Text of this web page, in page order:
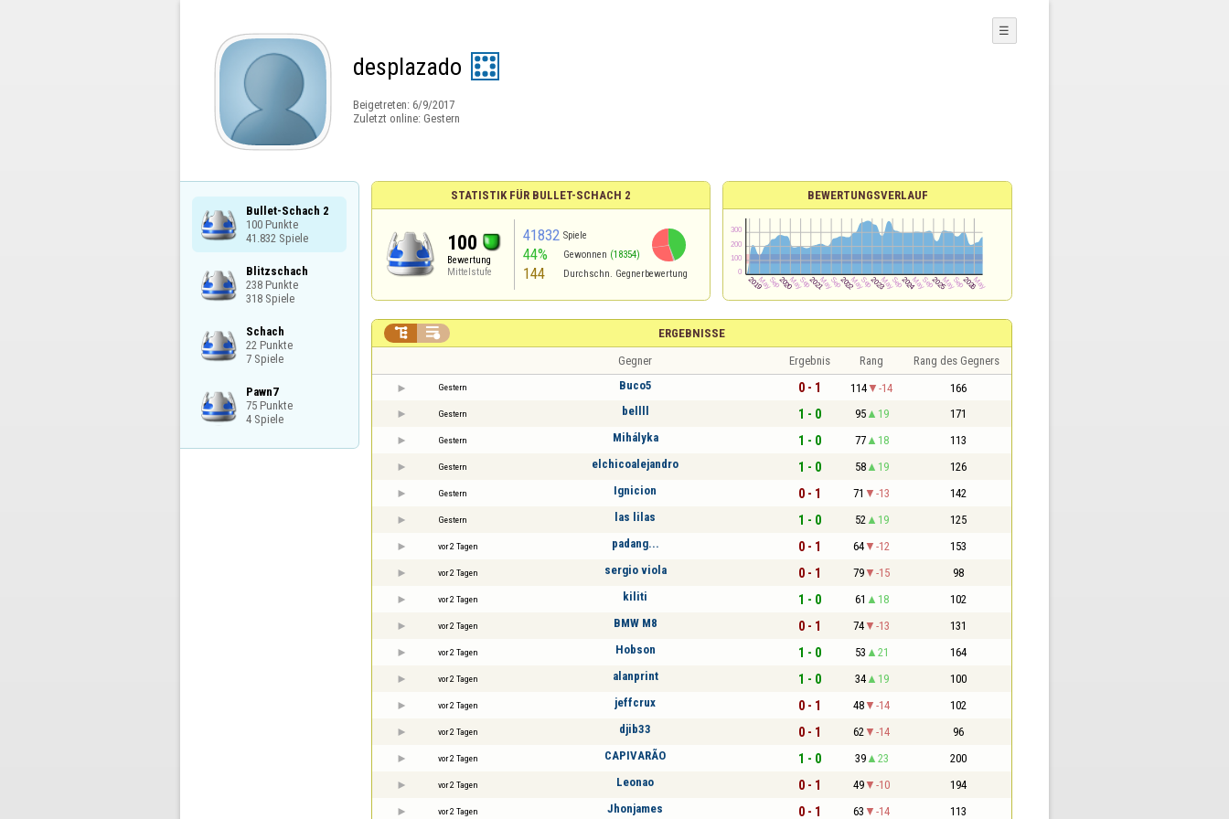
desplazado
Beigetreten: 6/9/2017
Zuletzt online: Gestern
☰
Bullet-Schach 2
100 Punkte
41.832 Spiele
Blitzschach
238 Punkte
318 Spiele
Schach
22 Punkte
7 Spiele
Pawn7
75 Punkte
4 Spiele
STATISTIK FÜR BULLET-SCHACH 2
100
Bewertung
Mittelstufe
41832 Spiele
44% Gewonnen (18354)
144 Durchschn. Gegnerbewertung
BEWERTUNGSVERLAUF
ERGEBNISSE
 
Gegner Ergebnis Rang Rang des Gegners
Gestern Buco5 0 - 1 114 -14 166
Gestern bellll 1 - 0 95 19 171
Gestern Mihályka 1 - 0 77 18 113
Gestern elchicoalejandro 1 - 0 58 19 126
Gestern Ignicion 0 - 1 71 -13 142
Gestern las lilas 1 - 0 52 19 125
vor 2 Tagen padang... 0 - 1 64 -12 153
vor 2 Tagen sergio viola 0 - 1 79 -15 98
vor 2 Tagen kiliti 1 - 0 61 18 102
vor 2 Tagen BMW M8 0 - 1 74 -13 131
vor 2 Tagen Hobson 1 - 0 53 21 164
vor 2 Tagen alanprint 1 - 0 34 19 100
vor 2 Tagen jeffcrux 0 - 1 48 -14 102
vor 2 Tagen djib33 0 - 1 62 -14 96
vor 2 Tagen CAPIVARÃO 1 - 0 39 23 200
vor 2 Tagen Leonao 0 - 1 49 -10 194
vor 2 Tagen Jhonjames 0 - 1 63 -14 113